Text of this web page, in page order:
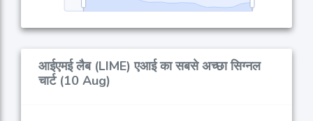
आईएमई लैब (LIME) एआई का सबसे अच्छा सिग्नल
चार्ट (10 Aug)